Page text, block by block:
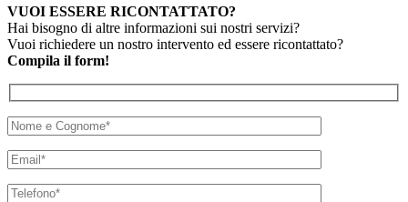
VUOI ESSERE RICONTATTATO?
Hai bisogno di altre informazioni sui nostri servizi?
Vuoi richiedere un nostro intervento ed essere ricontattato?
Compila il form!